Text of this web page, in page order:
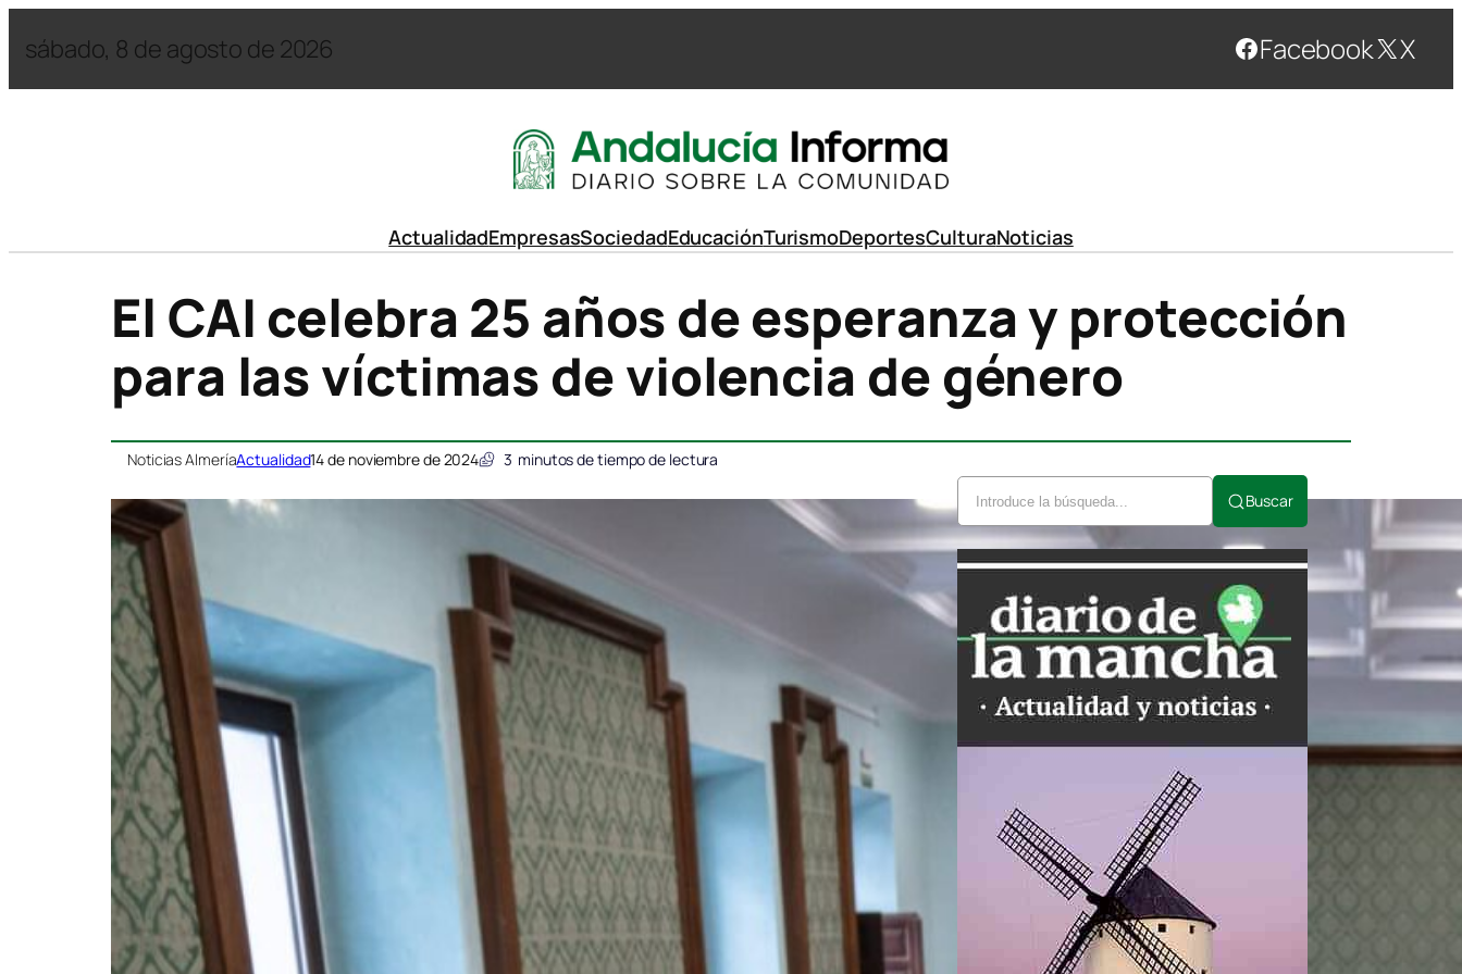
sábado, 8 de agosto de 2026 Facebook X
ActualidadEmpresasSociedadEducaciónTurismoDeportesCulturaNoticias
El CAI celebra 25 años de esperanza y protección
para las víctimas de violencia de género
Noticias AlmeríaActualidad14 de noviembre de 2024 3 minutos de tiempo de lectura
Buscar